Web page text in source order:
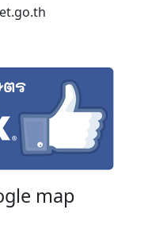
map